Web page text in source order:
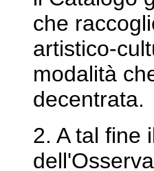
che
artistico-
modalità
decentrata.
2. A tal fine